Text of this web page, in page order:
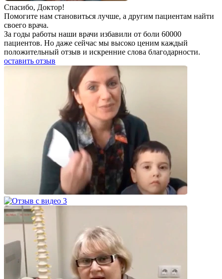
Спаcибо, Доктор!
Помогите нам становиться лучше, а другим пациентам найти
своего врача.
За годы работы наши врачи избавили от боли 60000
пациентов. Но даже сейчас мы высоко ценим каждый
положительный отзыв и искренние слова благодарности.
оставить отзыв